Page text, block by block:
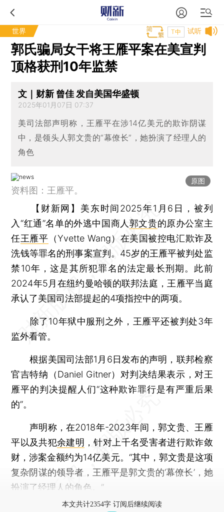
世界 试听
T中
郭氏骗局女干将王雁平案在美宣判
顶格获刑10年监禁
文｜财新 曾佳 发自美国华盛顿
2025年01月07日 07:37
美司法部声明称，王雁平在涉14亿美元的欺诈阴谋
中，是领头人郭文贵的“幕僚长”，她扮演了经理人的
角色
原图
资料图：王雁平。
【财新网】 美东时间2025年1月6日，被列
入“红通”名单的外逃中国商人 郭文贵的原办公室主
任王雁平 （Yvette Wang）在美国被控电汇欺诈及
洗钱等罪名的刑事案宣判。45岁的王雁平被判处监
禁10年，这是其所犯罪名的法定最长刑期。此前
2024年5月在纽约曼哈顿的联邦法庭，王雁平当庭
承认了美国司法部提起的4项指控中的两项。
除了10年狱中服刑之外，王雁平还被判处3年
监外看管。
根据美国司法部1月6日发布的声明，联邦检察
官吉特纳（Daniel Gitner）对判决结果表示，对王
雁平的判决提醒人们“这种欺诈罪行是有严重后果
的”。
声明称，在2018年-2023年间，郭文贵、王雁
平以及共犯余建明 ，针对上千名受害者进行欺诈敛
财，涉案金额约为14亿美元。“其中，郭文贵是这项
复杂阴谋的领导者，王雁平是郭文贵的‘幕僚长’，她
扮演了经理人的角色。”
本文共计2354字 订阅后继续阅读